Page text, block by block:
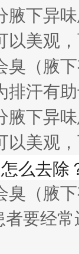
腋下异
以美观
臭（腋
排汗有
腋下异
以美观
臭（腋
者要经